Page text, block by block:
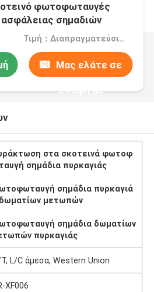
φωτοφωταυγές
σημαδιών
Τιμή：Διαπραγματεύσιμα
Μας ελάτε σε
επαφή με
στα σκοτεινά φωτοφ
σημάδια πυρκαγιάς
σημάδια πυρκαγιά
μετωπών
σημάδια δωματίων
πυρκαγιάς
L/C άμεσα, Western Union
XF006